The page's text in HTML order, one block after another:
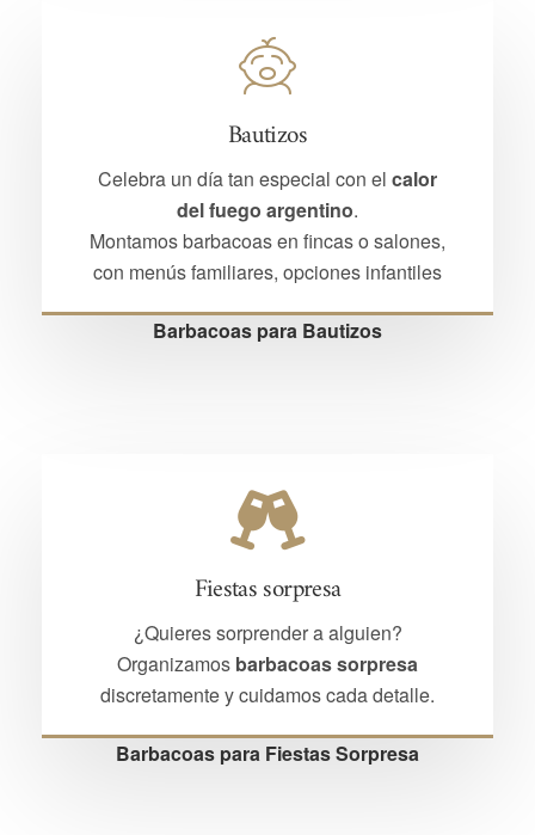
Bautizos
Celebra un día tan especial con el calor
del fuego argentino.
Montamos barbacoas en fincas o salones,
con menús familiares, opciones infantiles
Barbacoas para Bautizos
Fiestas sorpresa
¿Quieres sorprender a alguien?
Organizamos barbacoas sorpresa
discretamente y cuidamos cada detalle.
Barbacoas para Fiestas Sorpresa